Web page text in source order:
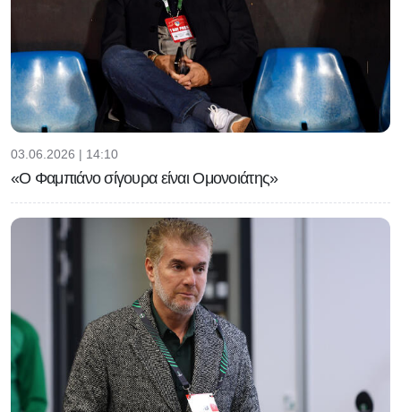
03.06.2026 | 14:10
«Ο Φαμπιάνο σίγουρα είναι Ομονοιάτης»